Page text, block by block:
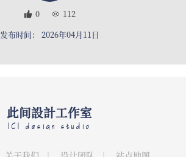
0
112
发布时间： 2026年04月11日
此间設計工作室
ICI design studio